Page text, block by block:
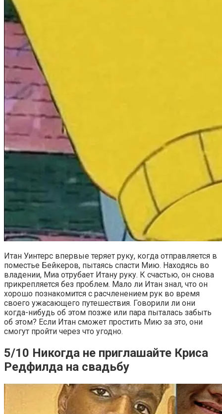
Итан Уинтерс впервые теряет руку, когда отправляется в
поместье Бейкеров, пытаясь спасти Мию. Находясь во
владении, Миа отрубает Итану руку. К счастью, он снова
прикрепляется без проблем. Мало ли Итан знал, что он
хорошо познакомится с расчленением рук во время
своего ужасающего путешествия. Говорили ли они
когда-нибудь об этом позже или пара пыталась забыть
об этом? Если Итан сможет простить Мию за это, они
смогут пройти через что угодно.
5/10 Никогда не приглашайте Криса
Редфилда на свадьбу